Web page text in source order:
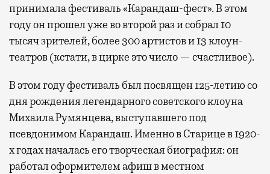
принимала фестиваль «Карандаш-фест». В этом
году он прошел уже во второй раз и собрал 10
тысяч зрителей, более 300 артистов и 13 клоун-
театров (кстати, в цирке это число — счастливое).
В этом году фестиваль был посвящен 125-летию со
дня рождения легендарного советского клоуна
Михаила Румянцева, выступавшего под
псевдонимом Карандаш. Именно в Старице в 1920-
х годах началась его творческая биография: он
работал оформителем афиш в местном